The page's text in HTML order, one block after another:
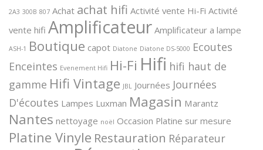
2A3 300B 807 Achat achat hifi Activité vente Hi-Fi Activité
vente hifi Amplificateur Amplificateur a lampe
ASH-1 Boutique capot Diatone Diatone DS-5000 Ecoutes
Enceintes Evenement Hifi Hi-Fi Hifi hifi haut de
gamme Hifi Vintage JBL Journées Journées
D'écoutes Lampes Luxman Magasin Marantz
Nantes nettoyage noël Occasion Platine sur mesure
Platine Vinyle Restauration Réparateur